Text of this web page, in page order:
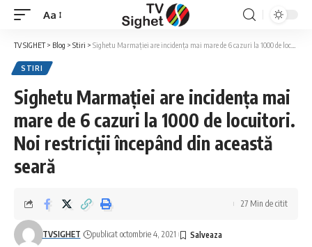
Font
Resizer
Aa
TV SIGHET> Blog > Stiri > Sighetu Marmației are incidența mai mare de 6 cazuri la 1000 de locuitori. Noi restricții începând din această seară
STIRI
Sighetu Marmației are incidența mai
mare de 6 cazuri la 1000 de locuitori.
Noi restricții începând din această
seară
TVSIGHET publicat octombrie 4, 2021
27 Min de citit